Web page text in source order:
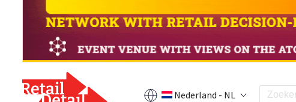
Nederland - NL